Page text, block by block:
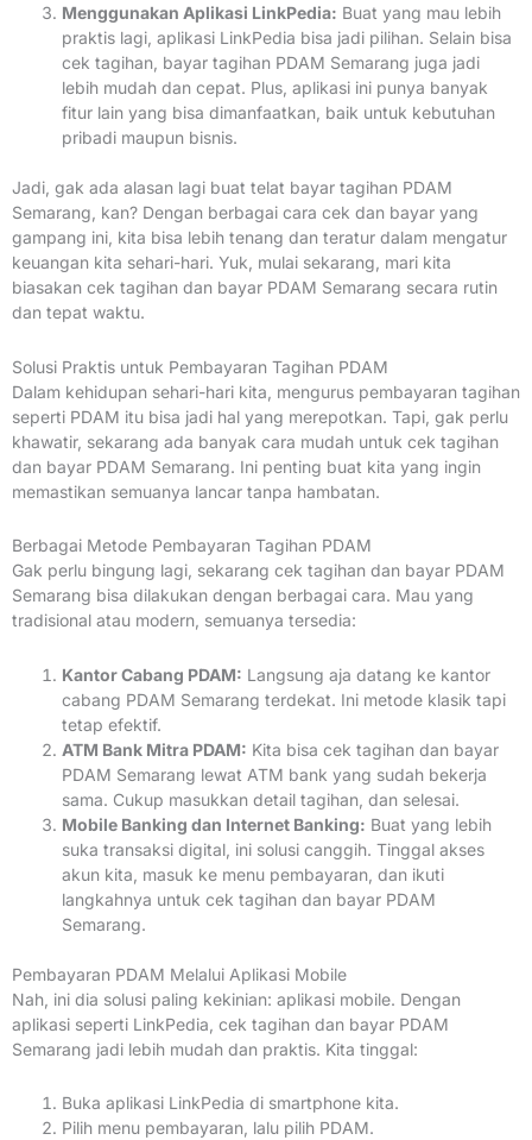
Menggunakan Aplikasi LinkPedia: Buat yang mau lebih
praktis lagi, aplikasi LinkPedia bisa jadi pilihan. Selain bisa
cek tagihan, bayar tagihan PDAM Semarang juga jadi
lebih mudah dan cepat. Plus, aplikasi ini punya banyak
fitur lain yang bisa dimanfaatkan, baik untuk kebutuhan
pribadi maupun bisnis.
Jadi, gak ada alasan lagi buat telat bayar tagihan PDAM
Semarang, kan? Dengan berbagai cara cek dan bayar yang
gampang ini, kita bisa lebih tenang dan teratur dalam mengatur
keuangan kita sehari-hari. Yuk, mulai sekarang, mari kita
biasakan cek tagihan dan bayar PDAM Semarang secara rutin
dan tepat waktu.
Solusi Praktis untuk Pembayaran Tagihan PDAM
Dalam kehidupan sehari-hari kita, mengurus pembayaran tagihan
seperti PDAM itu bisa jadi hal yang merepotkan. Tapi, gak perlu
khawatir, sekarang ada banyak cara mudah untuk cek tagihan
dan bayar PDAM Semarang. Ini penting buat kita yang ingin
memastikan semuanya lancar tanpa hambatan.
Berbagai Metode Pembayaran Tagihan PDAM
Gak perlu bingung lagi, sekarang cek tagihan dan bayar PDAM
Semarang bisa dilakukan dengan berbagai cara. Mau yang
tradisional atau modern, semuanya tersedia:
Kantor Cabang PDAM: Langsung aja datang ke kantor
cabang PDAM Semarang terdekat. Ini metode klasik tapi
tetap efektif.
ATM Bank Mitra PDAM: Kita bisa cek tagihan dan bayar
PDAM Semarang lewat ATM bank yang sudah bekerja
sama. Cukup masukkan detail tagihan, dan selesai.
Mobile Banking dan Internet Banking: Buat yang lebih
suka transaksi digital, ini solusi canggih. Tinggal akses
akun kita, masuk ke menu pembayaran, dan ikuti
langkahnya untuk cek tagihan dan bayar PDAM
Semarang.
Pembayaran PDAM Melalui Aplikasi Mobile
Nah, ini dia solusi paling kekinian: aplikasi mobile. Dengan
aplikasi seperti LinkPedia, cek tagihan dan bayar PDAM
Semarang jadi lebih mudah dan praktis. Kita tinggal:
Buka aplikasi LinkPedia di smartphone kita.
Pilih menu pembayaran, lalu pilih PDAM.